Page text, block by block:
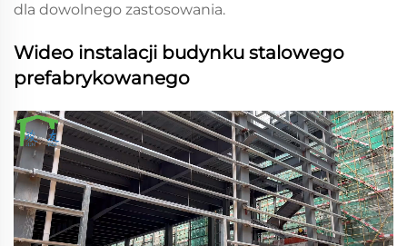
dla dowolnego zastosowania.
Wideo instalacji budynku stalowego
prefabrykowanego